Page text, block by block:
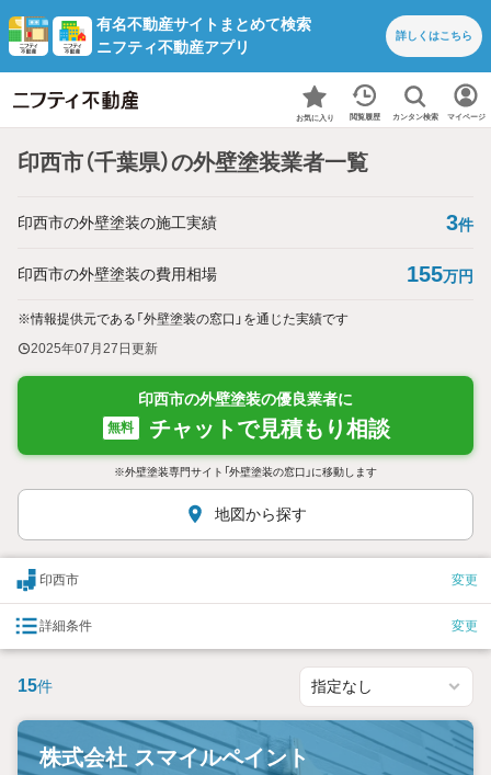
有名不動産サイトまとめて検索
ニフティ不動産アプリ
詳しくはこちら
お気に入り 閲覧履歴 カンタン検索 マイページ
印西市（千葉県）の外壁塗装業者一覧
印西市の外壁塗装の施工実績 3件
印西市の外壁塗装の費用相場 155万円
※情報提供元である「外壁塗装の窓口」を通じた実績です
2025年07月27日更新
印西市の外壁塗装の優良業者に
無料 チャットで見積もり相談
※外壁塗装専門サイト「外壁塗装の窓口」に移動します
地図から探す
印西市 変更
詳細条件 変更
15件
株式会社 スマイルペイント